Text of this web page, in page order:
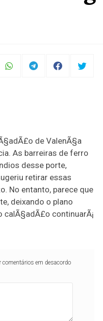
de ValenÃ§a
As barreiras de ferro
desse porte,
retirar essas
No entanto, parece que
deixando o plano
continuarÃ¡
comentários em desacordo